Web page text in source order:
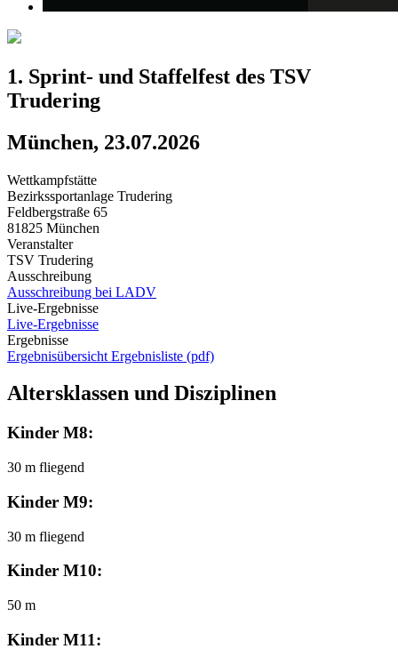
1. Sprint- und Staffelfest des TSV
Trudering
München, 23.07.2026
Wettkampfstätte
Bezirkssportanlage Trudering
Feldbergstraße 65
81825 München
Veranstalter
TSV Trudering
Ausschreibung
Ausschreibung bei LADV
Live-Ergebnisse
Live-Ergebnisse
Ergebnisse
Ergebnisübersicht Ergebnisliste (pdf)
Altersklassen und Disziplinen
Kinder M8:
30 m fliegend
Kinder M9:
30 m fliegend
Kinder M10:
50 m
Kinder M11: